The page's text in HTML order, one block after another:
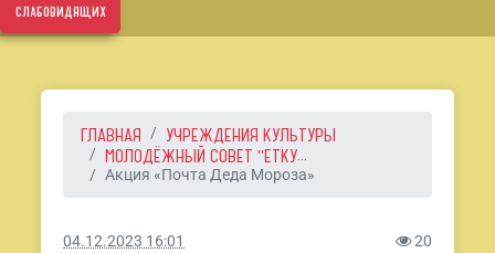
слабовидящих
ГЛАВНАЯ
УЧРЕЖДЕНИЯ КУЛЬТУРЫ
МОЛОДЁЖНЫЙ СОВЕТ "ЕТКУ...
Акция «Почта Деда Мороза»
04.12.2023 16:01 20